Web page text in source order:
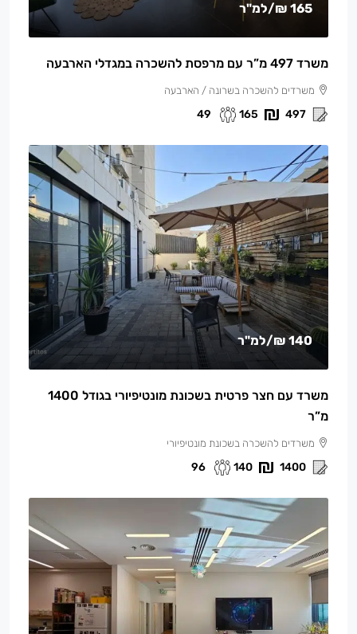
165 ₪ /למ"ר
משרד 497 מ”ר עם מרפסת להשכרה במגדלי הארבעה
משרדים להשכרה בשרונה / הארבעה
497
165
49
140 ₪ /למ"ר
משרד עם חצר פרטית בשכונת מונטיפיורי בגודל 1400
מ”ר
משרדים להשכרה בשכונת מונטיפיורי
1400
140
96